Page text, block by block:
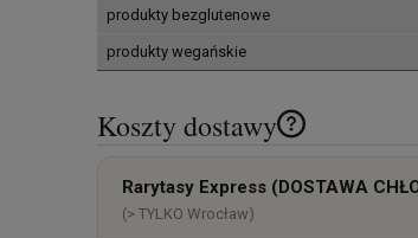
produkty bezglutenowe
produkty wegańskie
Koszty dostawy
Cena nie
Rarytasy Express (DOSTAWA
(> TYLKO Wrocław)